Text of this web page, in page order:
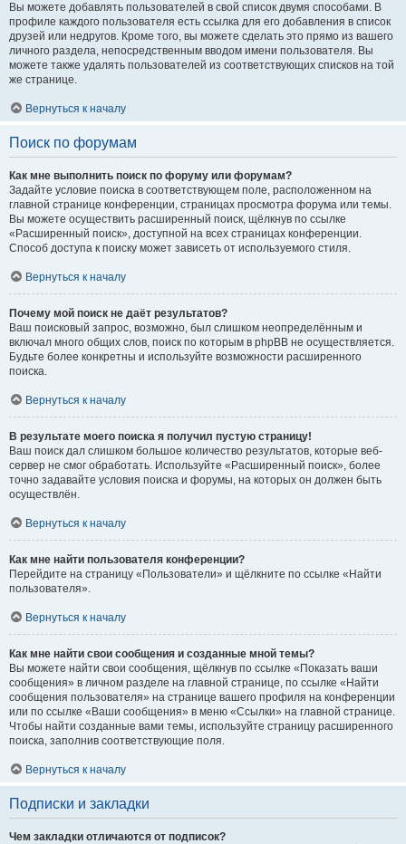
Вы можете добавлять пользователей в свой список двумя способами. В
профиле каждого пользователя есть ссылка для его добавления в список
друзей или недругов. Кроме того, вы можете сделать это прямо из вашего
личного раздела, непосредственным вводом имени пользователя. Вы
можете также удалять пользователей из соответствующих списков на той
же странице.
Вернуться к началу
Поиск по форумам
Как мне выполнить поиск по форуму или форумам?
Задайте условие поиска в соответствующем поле, расположенном на
главной странице конференции, страницах просмотра форума или темы.
Вы можете осуществить расширенный поиск, щёлкнув по ссылке
«Расширенный поиск», доступной на всех страницах конференции.
Способ доступа к поиску может зависеть от используемого стиля.
Вернуться к началу
Почему мой поиск не даёт результатов?
Ваш поисковый запрос, возможно, был слишком неопределённым и
включал много общих слов, поиск по которым в phpBB не осуществляется.
Будьте более конкретны и используйте возможности расширенного
поиска.
Вернуться к началу
В результате моего поиска я получил пустую страницу!
Ваш поиск дал слишком большое количество результатов, которые веб-
сервер не смог обработать. Используйте «Расширенный поиск», более
точно задавайте условия поиска и форумы, на которых он должен быть
осуществлён.
Вернуться к началу
Как мне найти пользователя конференции?
Перейдите на страницу «Пользователи» и щёлкните по ссылке «Найти
пользователя».
Вернуться к началу
Как мне найти свои сообщения и созданные мной темы?
Вы можете найти свои сообщения, щёлкнув по ссылке «Показать ваши
сообщения» в личном разделе на главной странице, по ссылке «Найти
сообщения пользователя» на странице вашего профиля на конференции
или по ссылке «Ваши сообщения» в меню «Ссылки» на главной странице.
Чтобы найти созданные вами темы, используйте страницу расширенного
поиска, заполнив соответствующие поля.
Вернуться к началу
Подписки и закладки
Чем закладки отличаются от подписок?